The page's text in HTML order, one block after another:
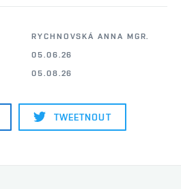
RYCHNOVSKÁ ANNA MGR.
05.06.26
05.08.26
TWEETNOUT